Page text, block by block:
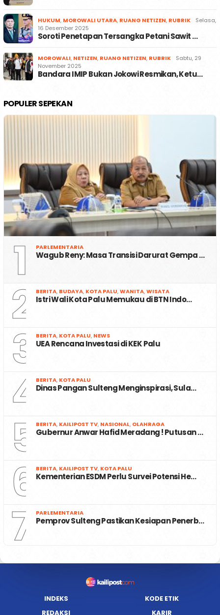
HUKUM, MOROWALI UTARA, RUANG NETIZEN, RUBRIK
Selasa,
16 Desember 2025
Soroti Penetapan Tersangka Petani Sawit …
MOROWALI, NETIZEN, RUANG NETIZEN, RUBRIK
Sabtu, 29
November 2025
Bandara IMIP Bukan Jokowi Resmikan, Ketu…
POPULER SEPEKAN
1 PARLEMENTARIA
Wagub Reny: Masa Transisi Darurat Gempa …
2 BERITA, BUDAYA, KOTA PALU,WANITA,WISATA
Istri Wali Kota Palu Memukau di BTN Indo…
3 BERITA, KOTA PALU, NEWS
UEA Rencana Investasi di KEK Palu
4 BERITA, KOTA PALU
Dinas Pangan Sulteng Menginspirasi, Sula…
5 BERITA, KAILIPOST TV, NASIONAL, OLAHRAGA
Gubernur Anwar Hafid Meradang ! Putusan …
6 BERITA, KAILIPOST TV, KOTA PALU
Kementerian ESDM Perlu Survei Potensi He…
7 PARLEMENTARIA
Pemprov Sulteng Pastikan Kesiapan Penerb…
INDEKS
KODE ETIK
REDAKSI
KARIR